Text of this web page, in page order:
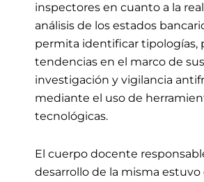
inspectores en cuanto a la
análisis de los estados
permita identificar tipologías,
tendencias en el marco de
investigación y vigilancia
mediante el uso de
tecnológicas.
El cuerpo docente
desarrollo de la misma